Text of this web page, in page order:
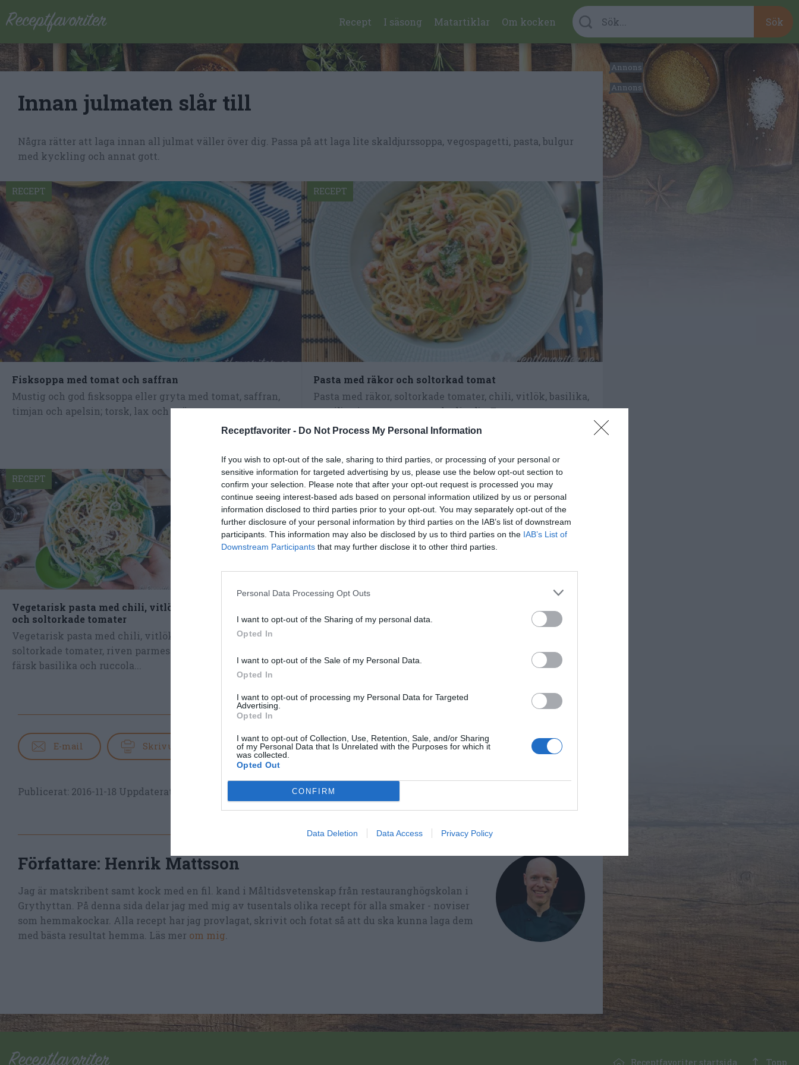
Receptfavoriter - Do Not Process My Personal Information
If you wish to opt-out of the sale, sharing to third parties, or processing of your personal or
sensitive information for targeted advertising by us, please use the below opt-out section to
confirm your selection. Please note that after your opt-out request is processed you may
continue seeing interest-based ads based on personal information utilized by us or personal
information disclosed to third parties prior to your opt-out. You may separately opt-out of the
further disclosure of your personal information by third parties on the IAB’s list of downstream
participants. This information may also be disclosed by us to third parties on the IAB’s List of
Downstream Participants that may further disclose it to other third parties.
Personal Data Processing Opt Outs
I want to opt-out of the Sharing of my personal data.
Opted In
I want to opt-out of the Sale of my Personal Data.
Opted In
I want to opt-out of processing my Personal Data for Targeted
Advertising.
Opted In
I want to opt-out of Collection, Use, Retention, Sale, and/or Sharing
of my Personal Data that Is Unrelated with the Purposes for which it
was collected.
Opted Out
CONFIRM
Data Deletion Data Access Privacy Policy
Recept I säsong Matartiklar Om kocken
Innan julmaten slår till
Några rätter att laga innan all julmat väller över dig. Passa på att laga lite skaldjurssoppa, vegospagetti, pasta, bulgur
med kyckling och annat gott.
Fisksoppa med tomat och saffran
Mustig och god fisksoppa eller gryta med tomat, saffran,
timjan och apelsin; torsk, lax och spätta samt...
RECEPT
Pasta med räkor och soltorkad tomat
Pasta med räkor, soltorkade tomater, chili, vitlök, basilika,
persilja, riven parmesan och olivolja. En...
RECEPT
Vegetarisk pasta med chili, vitlök
och soltorkade tomater
Vegetarisk pasta med chili, vitlök,
soltorkade tomater, riven parmesan,
färsk basilika och ruccola...
RECEPT
varm örtsås
Grillad eller stekt kycklingfilé med
spenat, paprika, zucchini och...
RECEPT
Fläskfilé med kantarellsås och
kokt blomkål och morot samt lite...
RECEPT
E-mail Skriv ut
Publicerat: 2016-11-18 Uppdaterat:
Författare: Henrik Mattsson
Jag är matskribent samt kock med en fil. kand i Måltidsvetenskap från restauranghögskolan i
Grythyttan. På denna sida delar jag med mig av tusentals olika recept för alla smaker - noviser
som hemmakockar. Alla recept har jag provlagat, skrivit och fotat så att du ska kunna laga dem
med bästa resultat hemma. Läs mer om mig
Receptfavoriter startsida Topp